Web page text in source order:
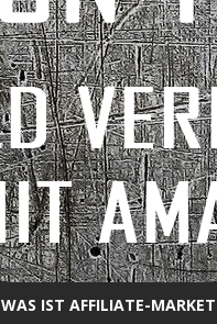
WAS IST AFFILIATE-